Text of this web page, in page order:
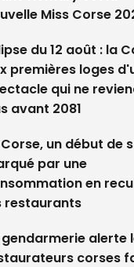
Miss Corse
du 12 août : la
premières loges
avant 2081
Corse, un début de
par une
restaurants